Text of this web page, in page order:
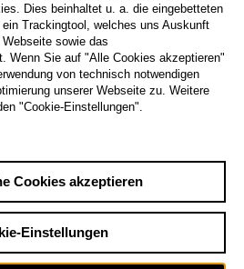
The Alonetimes
Mi 14.10.26
Tischlerei
Tickets
Dies beinhaltet u. a. die eingebetteten
Trackingtool, welches uns Auskunft
sowie das
Wenn Sie auf "Alle Cookies akzeptieren"
von technisch notwendigen
unserer Webseite zu. Weitere
"Cookie-Einstellungen".
Cookies akzeptieren
Einstellungen